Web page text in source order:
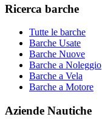
Ricerca barche
Tutte le barche
Barche Usate
Barche Nuove
Barche a Noleggio
Barche a Vela
Barche a Motore
Aziende Nautiche